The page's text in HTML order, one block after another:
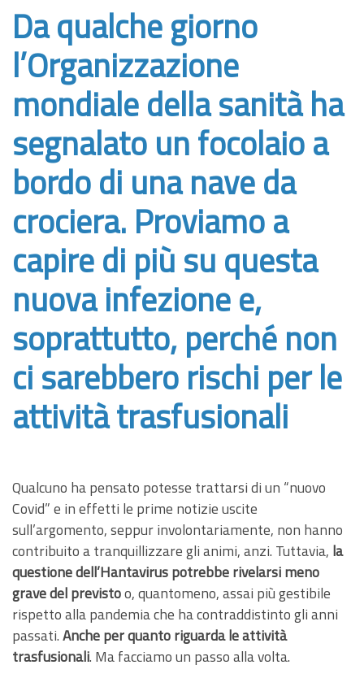
Da qualche giorno
l’Organizzazione
mondiale della sanità ha
segnalato un focolaio a
bordo di una nave da
crociera. Proviamo a
capire di più su questa
nuova infezione e,
soprattutto, perché non
ci sarebbero rischi per le
attività trasfusionali
Qualcuno ha pensato potesse trattarsi di un “nuovo
Covid” e in effetti le prime notizie uscite
sull’argomento, seppur involontariamente, non hanno
contribuito a tranquillizzare gli animi, anzi. Tuttavia, la
questione dell’Hantavirus potrebbe rivelarsi meno
grave del previstoo, quantomeno, assai più gestibile
rispetto alla pandemia che ha contraddistinto gli anni
passati.Anche per quanto riguarda le attività
trasfusionali. Ma facciamo un passo alla volta.